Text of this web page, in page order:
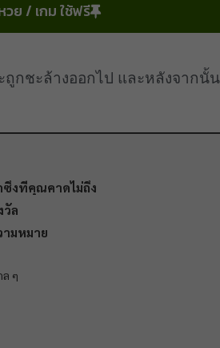
ย / เกม ใช้ฟรี
กชะล้างออกไป และหลังจาก
ซึ้งที่คุณคาดไม่ถึง
ล
มหมาย
ๆ